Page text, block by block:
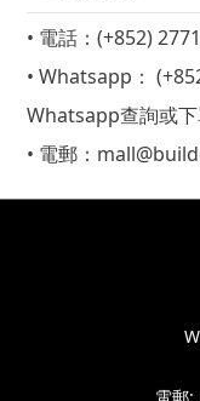
• 電話：(+852)
• Whatsapp：
Whatsapp查詢或下
• 電郵：